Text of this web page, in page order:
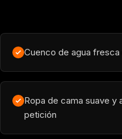
Cuenco de agua
Ropa de cama suave
petición